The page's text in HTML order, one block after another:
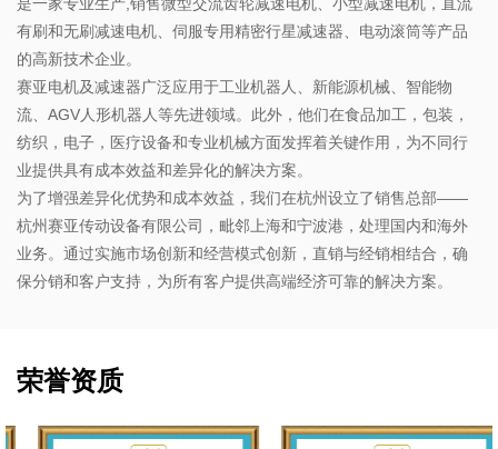
有刷和无刷减速电机、伺服专用精密行星减速器、电动滚筒等产品
的高新技术企业。
赛亚电机及减速器广泛应用于工业机器人、新能源机械、智能物
流、AGV人形机器人等先进领域。此外，他们在食品加工，包装，
纺织，电子，医疗设备和专业机械方面发挥着关键作用，为不同行
业提供具有成本效益和差异化的解决方案。
为了增强差异化优势和成本效益，我们在杭州设立了销售总部——
杭州赛亚传动设备有限公司，毗邻上海和宁波港，处理国内和海外
业务。通过实施市场创新和经营模式创新，直销与经销相结合，确
保分销和客户支持，为所有客户提供高端经济可靠的解决方案。
荣誉资质